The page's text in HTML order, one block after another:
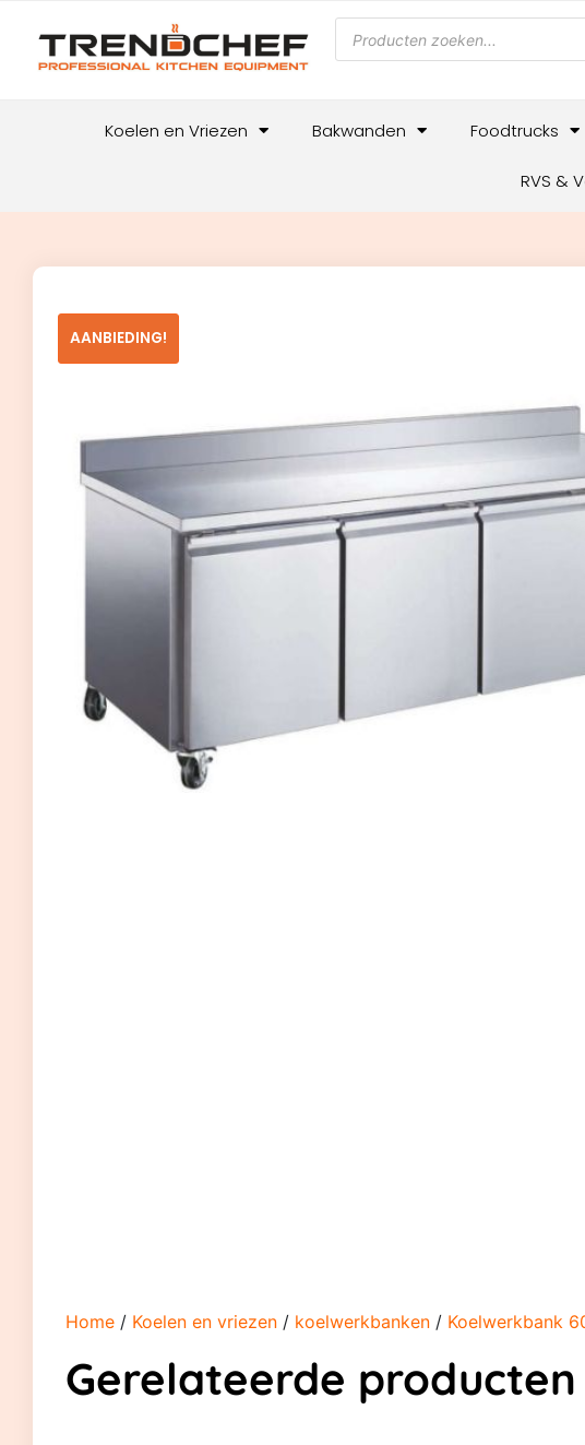
Koelen en Vriezen Bakwanden Foodtrucks
RVS &
AANBIEDING!
Home / Koelen en vriezen / koelwerkbanken / Koelwerkbank
Gerelateerde producten